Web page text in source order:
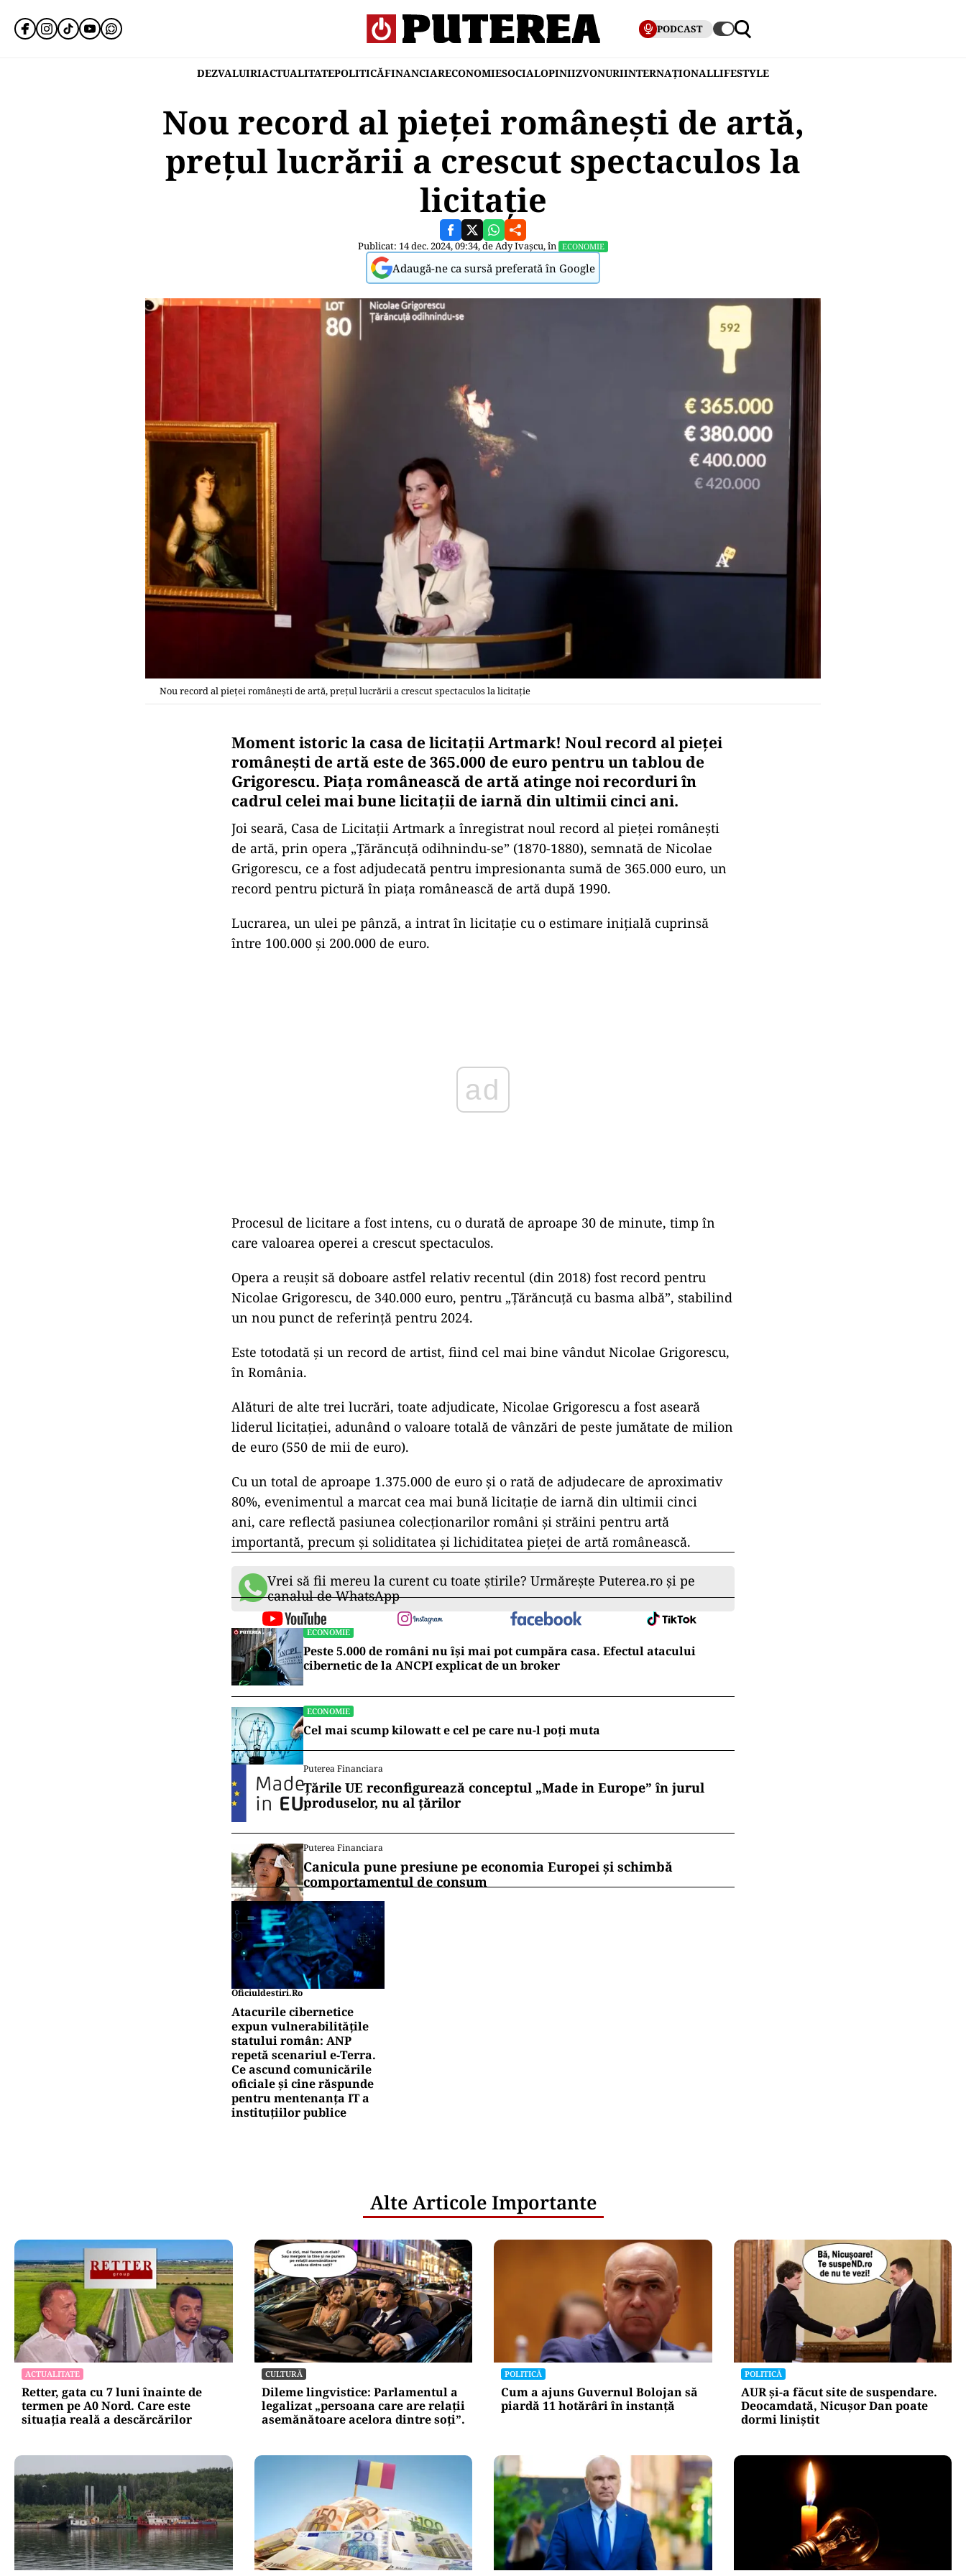
PODCAST
DEZVALUIRIACTUALITATEPOLITICĂFINANCIARECONOMIESOCIALOPINIIZVONURIINTERNAȚIONALLIFESTYLE
Nou record al pieţei româneşti de artă,
preţul lucrării a crescut spectaculos la
licitaţie
Publicat: 14 dec. 2024, 09:34, deAdy Ivașcu, în ECONOMIE
Adaugă-ne ca sursă preferată în Google
Nou record al pieţei româneşti de artă, preţul lucrării a crescut spectaculos la licitaţie
Moment istoric la casa de licitaţii Artmark! Noul record al pieței
româneşti de artă este de 365.000 de euro pentru un tablou de
Grigorescu. Piața românească de artă atinge noi recorduri în
cadrul celei mai bune licitații de iarnă din ultimii cinci ani.
Joi seară, Casa de Licitații Artmark a înregistrat noul record al pieței românești
de artă, prin opera „Țărăncuță odihnindu-se” (1870-1880), semnată de Nicolae
Grigorescu, ce a fost adjudecată pentru impresionanta sumă de 365.000 euro, un
record pentru pictură în piața românească de artă după 1990.
Lucrarea, un ulei pe pânză, a intrat în licitație cu o estimare inițială cuprinsă
între 100.000 și 200.000 de euro.
Procesul de licitare a fost intens, cu o durată de aproape 30 de minute, timp în
care valoarea operei a crescut spectaculos.
Opera a reușit să doboare astfel relativ recentul (din 2018) fost record pentru
Nicolae Grigorescu, de 340.000 euro, pentru „Țărăncuță cu basma albă”, stabilind
un nou punct de referință pentru 2024.
Este totodată și un record de artist, fiind cel mai bine vândut Nicolae Grigorescu,
în România.
Alături de alte trei lucrări, toate adjudicate, Nicolae Grigorescu a fost aseară
liderul licitației, adunând o valoare totală de vânzări de peste jumătate de milion
de euro (550 de mii de euro).
Cu un total de aproape 1.375.000 de euro și o rată de adjudecare de aproximativ
80%, evenimentul a marcat cea mai bună licitație de iarnă din ultimii cinci
ani, care reflectă pasiunea colecționarilor români și străini pentru artă
importantă, precum și soliditatea și lichiditatea pieței de artă românească.
Vrei să fii mereu la curent cu toate știrile? Urmărește Puterea.ro și pe
canalul de WhatsApp
ECONOMIE
Peste 5.000 de români nu își mai pot cumpăra casa. Efectul atacului
cibernetic de la ANCPI explicat de un broker
ECONOMIE
Cel mai scump kilowatt e cel pe care nu-l poți muta
Puterea Financiara
Țările UE reconfigurează conceptul „Made in Europe” în jurul
produselor, nu al țărilor
Puterea Financiara
Canicula pune presiune pe economia Europei și schimbă
comportamentul de consum
Oficiuldestiri.ro
Atacurile cibernetice
expun vulnerabilitățile
statului român: ANP
repetă scenariul e‑Terra.
Ce ascund comunicările
oficiale și cine răspunde
pentru mentenanța IT a
instituțiilor publice
Alte Articole Importante
ACTUALITATE
Retter, gata cu 7 luni înainte de
termen pe A0 Nord. Care este
situația reală a descărcărilor
CULTURĂ
Dileme lingvistice: Parlamentul a
legalizat „persoana care are relații
asemănătoare acelora dintre soți”.
POLITICĂ
Cum a ajuns Guvernul Bolojan să
piardă 11 hotărâri în instanță
POLITICĂ
AUR și-a făcut site de suspendare.
Deocamdată, Nicușor Dan poate
dormi liniștit